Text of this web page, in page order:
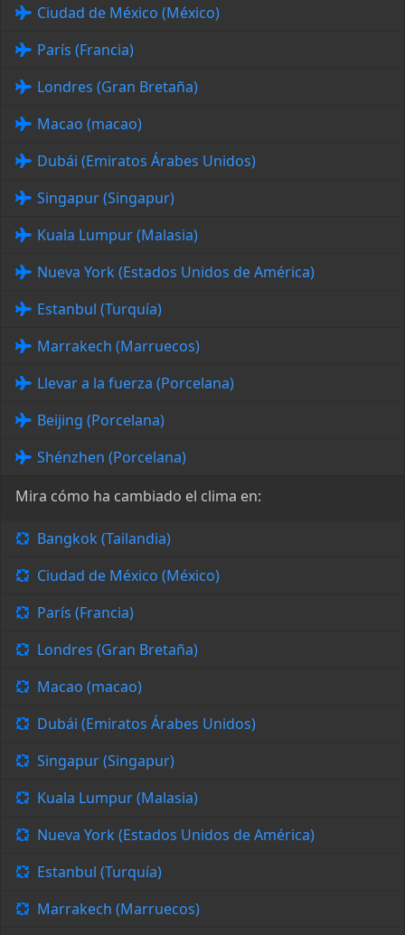
Ciudad de México (México)
París (Francia)
Londres (Gran Bretaña)
Macao (macao)
Dubái (Emiratos Árabes Unidos)
Singapur (Singapur)
Kuala Lumpur (Malasia)
Nueva York (Estados Unidos de América)
Estanbul (Turquía)
Marrakech (Marruecos)
Llevar a la fuerza (Porcelana)
Beijing (Porcelana)
Shénzhen (Porcelana)
Mira cómo ha cambiado el clima en:
Bangkok (Tailandia)
Ciudad de México (México)
París (Francia)
Londres (Gran Bretaña)
Macao (macao)
Dubái (Emiratos Árabes Unidos)
Singapur (Singapur)
Kuala Lumpur (Malasia)
Nueva York (Estados Unidos de América)
Estanbul (Turquía)
Marrakech (Marruecos)